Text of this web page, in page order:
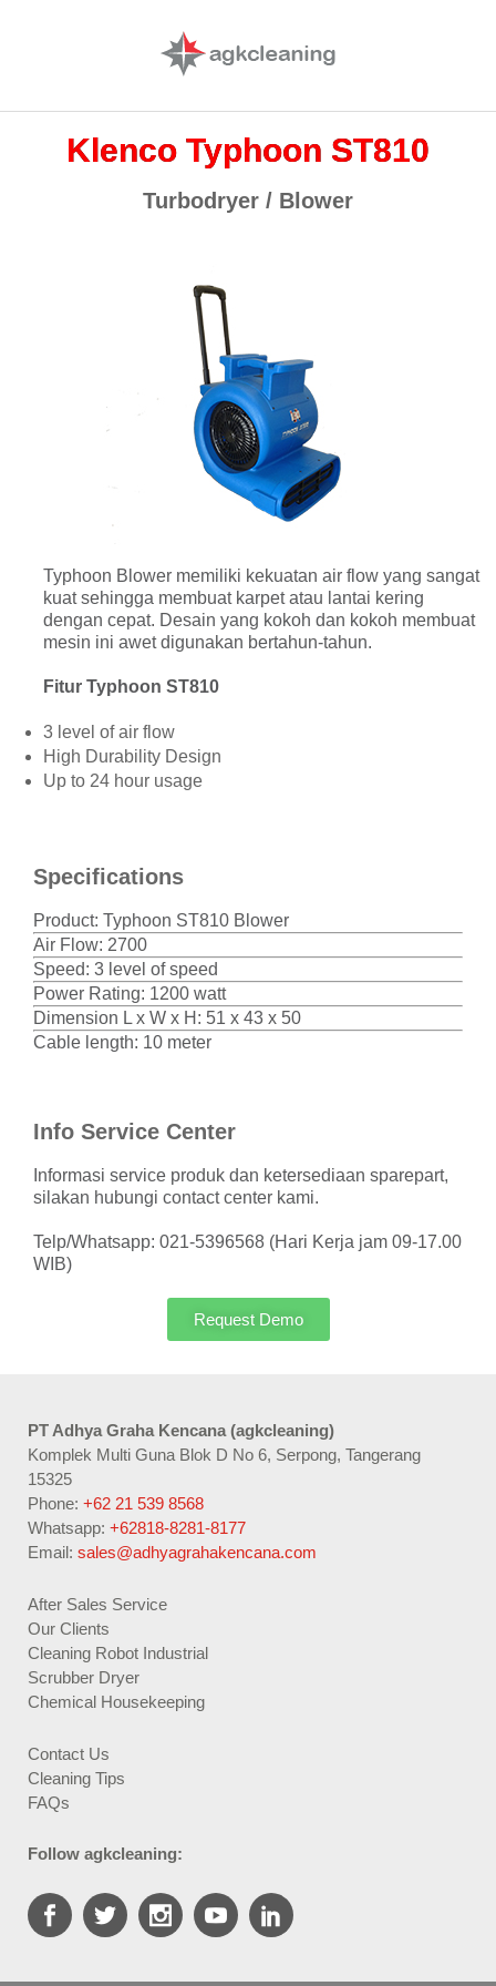
Klenco Typhoon ST810
Turbodryer / Blower
Typhoon Blower memiliki kekuatan air flow yang sangat
kuat sehingga membuat karpet atau lantai kering
dengan cepat. Desain yang kokoh dan kokoh membuat
mesin ini awet digunakan bertahun-tahun.
Fitur Typhoon ST810
3 level of air flow
High Durability Design
Up to 24 hour usage
Specifications
Product: Typhoon ST810 Blower
Air Flow: 2700
Speed: 3 level of speed
Power Rating: 1200 watt
Dimension L x W x H: 51 x 43 x 50
Cable length: 10 meter
Info Service Center
Informasi service produk dan ketersediaan sparepart,
silakan hubungi contact center kami.
Telp/Whatsapp: 021-5396568 (Hari Kerja jam 09-17.00
WIB)
Request Demo
PT Adhya Graha Kencana (agkcleaning)
Komplek Multi Guna Blok D No 6, Serpong, Tangerang
15325
Phone: +62 21 539 8568
Whatsapp: +62818-8281-8177
Email: sales@adhyagrahakencana.com
After Sales Service
Our Clients
Cleaning Robot Industrial
Scrubber Dryer
Chemical Housekeeping
Contact Us
Cleaning Tips
FAQs
Follow agkcleaning: